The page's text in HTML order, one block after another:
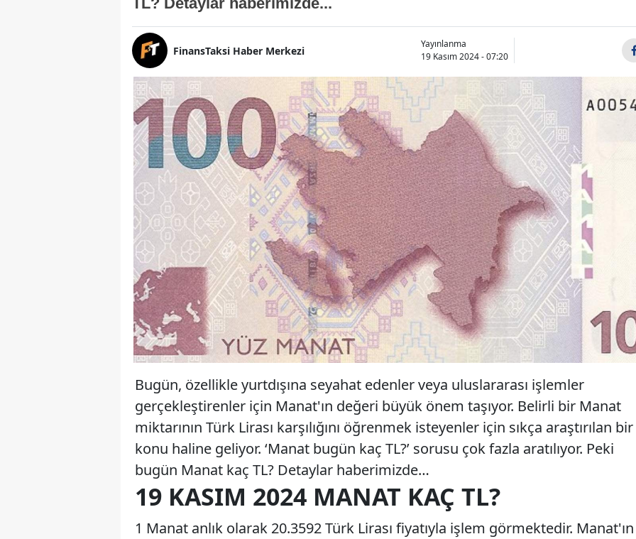
FinansTaksi Haber Merkezi
Yayınlanma
19 Kasım 2024 - 07:20
Bugün, özellikle yurtdışına seyahat edenler veya uluslararası işlemler
gerçekleştirenler için Manat'ın değeri büyük önem taşıyor. Belirli bir Manat
miktarının Türk Lirası karşılığını öğrenmek isteyenler için sıkça araştırılan bir
konu haline geliyor. ‘Manat bugün kaç TL?’ sorusu çok fazla aratılıyor. Peki
bugün Manat kaç TL? Detaylar haberimizde…
19 KASIM 2024 MANAT KAÇ TL?
1 Manat anlık olarak 20.3592 Türk Lirası fiyatıyla işlem görmektedir. Manat'ın